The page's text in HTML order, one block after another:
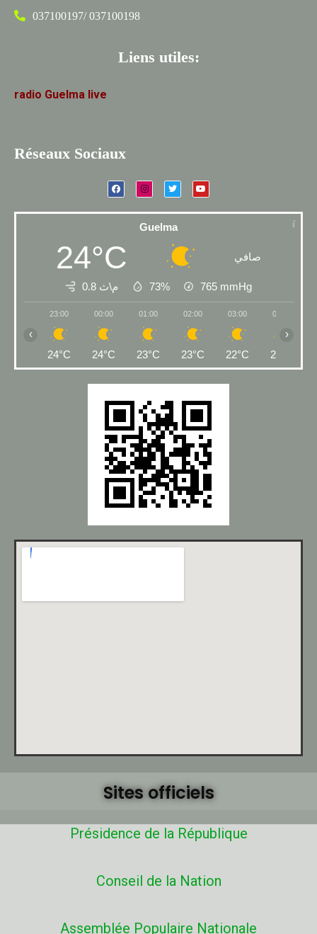
037100197/ 037100198
Liens utiles:
radio Guelma live
Réseaux Sociaux
Guelma
24°C صافي
0.8 م\ث 73% 765 mmHg
23:00
24°C
00:00
24°C
01:00
23°C
02:00
23°C
03:00
22°C
04:00
22°C
‹ ›
Sites officiels
Présidence de la République
Conseil de la Nation
Assemblée Populaire Nationale